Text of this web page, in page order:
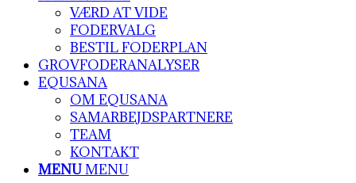
VÆRD AT VIDE
FODERVALG
BESTIL FODERPLAN
GROVFODERANALYSER
EQUSANA
OM EQUSANA
SAMARBEJDSPARTNERE
TEAM
KONTAKT
MENUMENU